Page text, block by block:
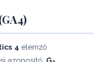
4 elemző